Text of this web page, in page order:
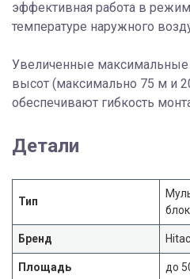
эффективная работа в
температуре наружного
Увеличенные
высот (максимально 75 м и
обеспечивают гибкость
Детали
Тип
блок
Бренд
Площадь до